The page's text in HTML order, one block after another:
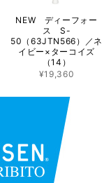
NEW ディーフォー
ス S-
50（63JTN566）／ネ
イビー×ターコイズ
（14）
¥19,360